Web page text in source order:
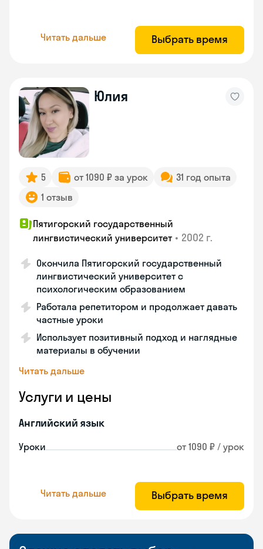
Читать дальше Выбрать время
Юлия
5 от 1090 ₽ за урок
31 год опыта
1 отзыв
Пятигорский государственный
лингвистический университет • 2002 г.
Окончила Пятигорский государственный
лингвистический университет с
психологическим образованием
Работала репетитором и продолжает давать
частные уроки
Использует позитивный подход и наглядные
материалы в обучении
Читать дальше
Услуги и цены
Английский язык
Уроки от 1090 ₽ / урок
Читать дальше Выбрать время